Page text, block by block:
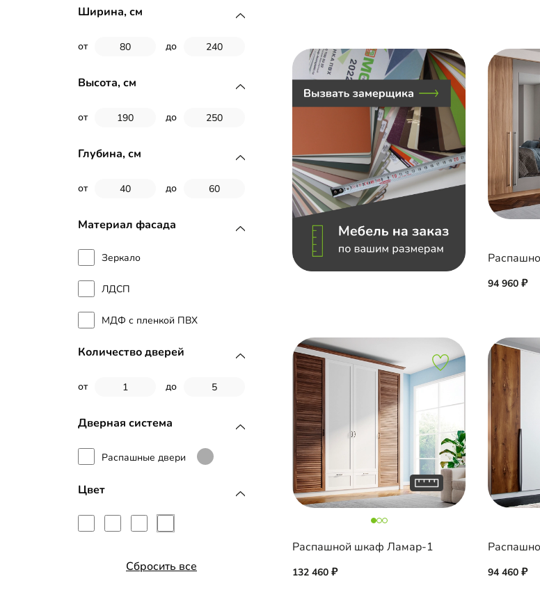
Ширина, см
от до
Высота, см
от до
Глубина, см
от до
Материал фасада
Зеркало
ЛДСП
МДФ с пленкой ПВХ
Количество дверей
от до
Дверная система
Распашные двери
Цвет
Сбросить все
94 960
Распашной шкаф Ламар-1
132 460 94 460